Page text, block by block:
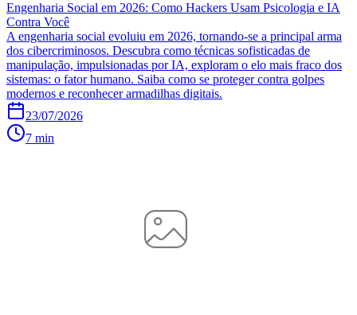
Engenharia Social em 2026: Como Hackers Usam Psicologia e IA
Contra Você
A engenharia social evoluiu em 2026, tornando-se a principal arma
dos cibercriminosos. Descubra como técnicas sofisticadas de
manipulação, impulsionadas por IA, exploram o elo mais fraco dos
sistemas: o fator humano. Saiba como se proteger contra golpes
modernos e reconhecer armadilhas digitais.
23/07/2026
7 min